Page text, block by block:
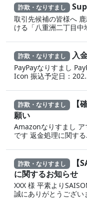
詐欺・なりすまし
取引先候補の皆様へ
ける「八重洲二丁目中
詐欺・なりすまし 入
PayPayなりすまし
Icon 振込予定日：
詐欺・なりすまし 【
願い
Amazonなりすまし
です 返金‌処 理に 関す
詐欺・なりすまし 【
に関するお知らせ
XXX 様 平素より
誠にありがとうござい